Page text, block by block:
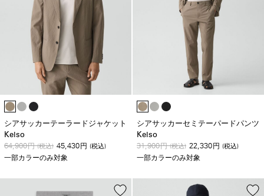
シアサッカーテーラードジャケット
Kelso
64,900円(税込) 45,430 円 (税込)
一部カラーのみ対象
シアサッカーセミテーパードパンツ
Kelso
31,900円(税込) 22,330 円 (税込)
一部カラーのみ対象